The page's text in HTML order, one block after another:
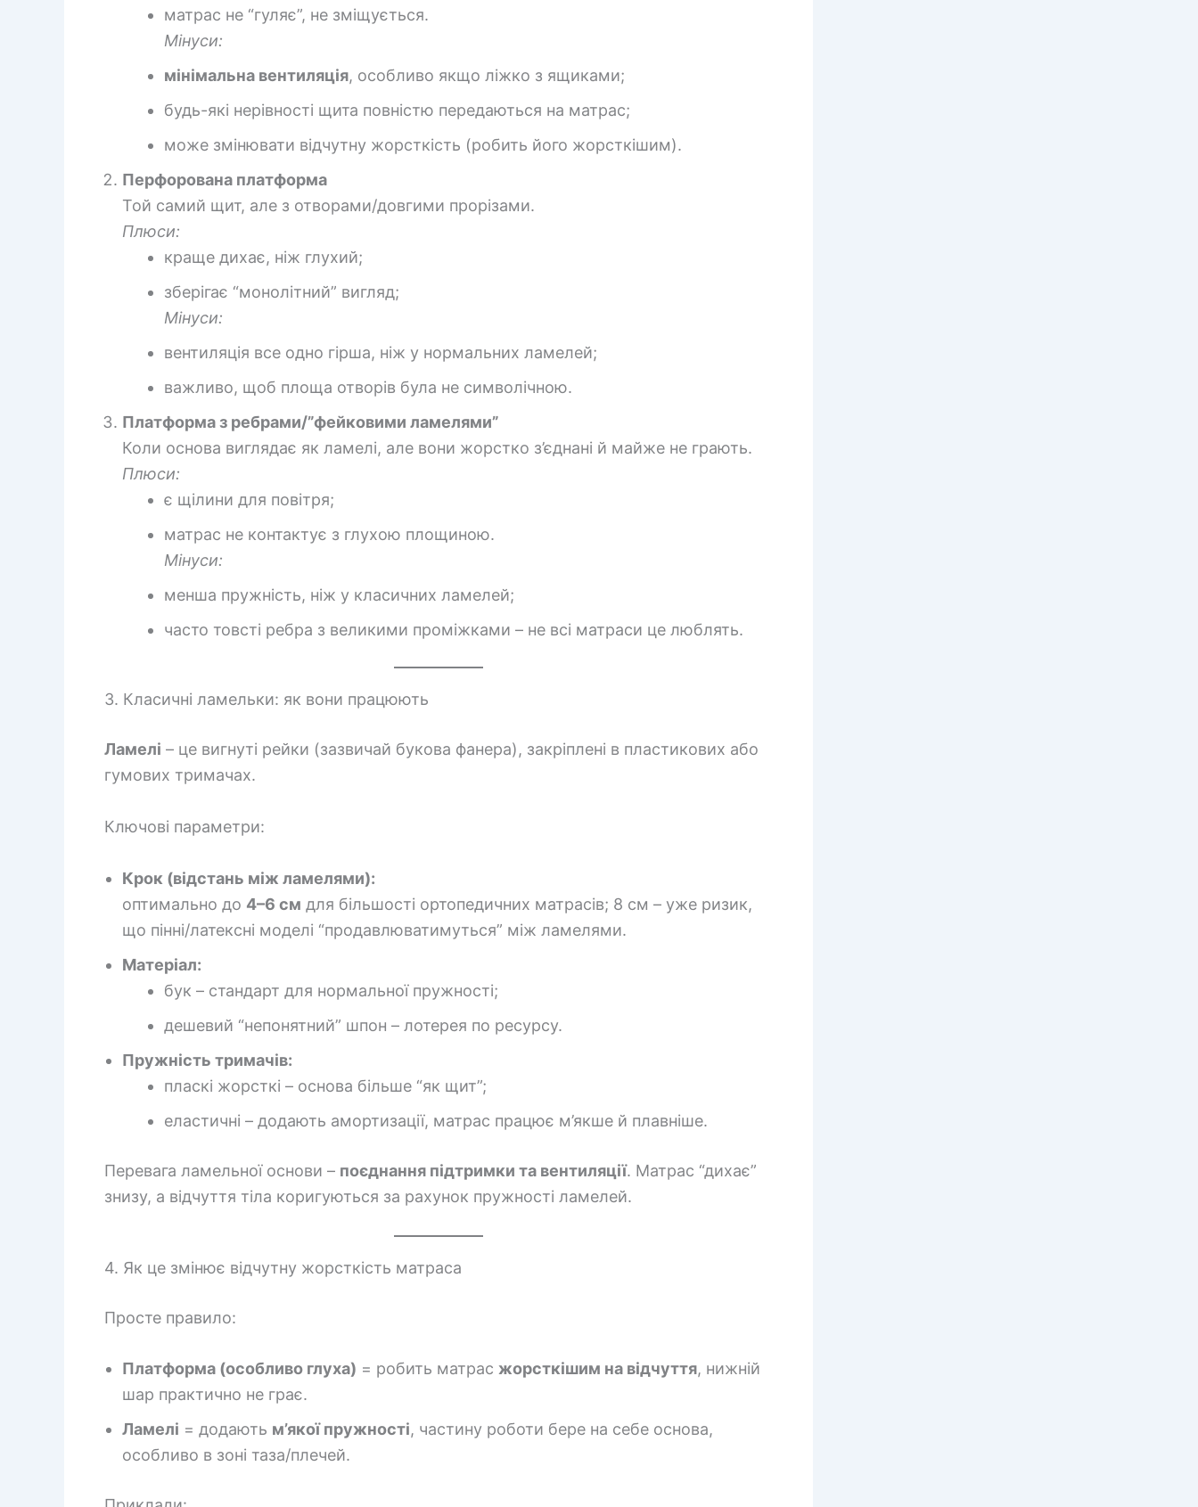
матрас не “гуляє”, не зміщується.
Мінуси:
мінімальна вентиляція, особливо якщо ліжко з ящиками;
будь-які нерівності щита повністю передаються на матрас;
може змінювати відчутну жорсткість (робить його жорсткішим).
Перфорована платформа
Той самий щит, але з отворами/довгими прорізами.
Плюси:
краще дихає, ніж глухий;
зберігає “монолітний” вигляд;
Мінуси:
вентиляція все одно гірша, ніж у нормальних ламелей;
важливо, щоб площа отворів була не символічною.
Платформа з ребрами/”фейковими ламелями”
Коли основа виглядає як ламелі, але вони жорстко з’єднані й майже не грають.
Плюси:
є щілини для повітря;
матрас не контактує з глухою площиною.
Мінуси:
менша пружність, ніж у класичних ламелей;
часто товсті ребра з великими проміжками – не всі матраси це люблять.
3. Класичні ламельки: як вони працюють
Ламелі – це вигнуті рейки (зазвичай букова фанера), закріплені в пластикових або
гумових тримачах.
Ключові параметри:
Крок (відстань між ламелями):
оптимально до 4–6 см для більшості ортопедичних матрасів; 8 см – уже ризик,
що пінні/латексні моделі “продавлюватимуться” між ламелями.
Матеріал:
бук – стандарт для нормальної пружності;
дешевий “непонятний” шпон – лотерея по ресурсу.
Пружність тримачів:
пласкі жорсткі – основа більше “як щит”;
еластичні – додають амортизації, матрас працює м’якше й плавніше.
Перевага ламельної основи – поєднання підтримки та вентиляції. Матрас “дихає”
знизу, а відчуття тіла коригуються за рахунок пружності ламелей.
4. Як це змінює відчутну жорсткість матраса
Просте правило:
Платформа (особливо глуха) = робить матрас жорсткішим на відчуття, нижній
шар практично не грає.
Ламелі = додають м’якої пружності, частину роботи бере на себе основа,
особливо в зоні таза/плечей.